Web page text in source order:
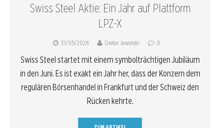
Swiss Steel Aktie: Ein Jahr auf Plattform
LPZ-X
31/05/2026 Dieter Jaworski 0
Swiss Steel startet mit einem symbolträchtigen Jubiläum
in den Juni. Es ist exakt ein Jahr her, dass der Konzern dem
regulären Börsenhandel in Frankfurt und der Schweiz den
Rücken kehrte.